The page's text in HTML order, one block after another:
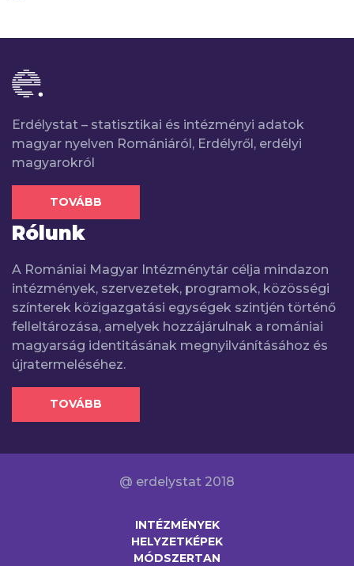
Erdélystat – statisztikai és intézményi adatok
magyar nyelven Romániáról, Erdélyről, erdélyi
magyarokról
TOVÁBB
Rólunk
A Romániai Magyar Intézménytár célja mindazon
intézmények, szervezetek, programok, közösségi
színterek közigazgatási egységek szintjén történő
felleltározása, amelyek hozzájárulnak a romániai
magyarság identitásának megnyilvánításához és
újratermeléséhez.
TOVÁBB
@ erdelystat 2018
INTÉZMÉNYEK
HELYZETKÉPEK
MÓDSZERTAN